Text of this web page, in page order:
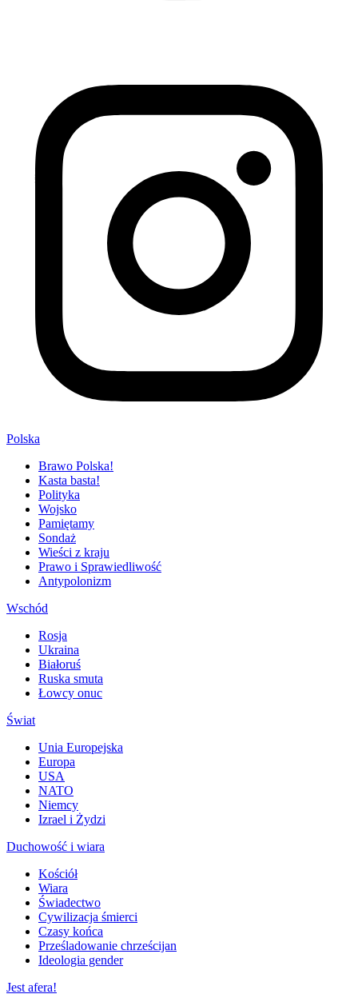
Polska
Brawo Polska!
Kasta basta!
Polityka
Wojsko
Pamiętamy
Sondaż
Wieści z kraju
Prawo i Sprawiedliwość
Antypolonizm
Wschód
Rosja
Ukraina
Białoruś
Ruska smuta
Łowcy onuc
Świat
Unia Europejska
Europa
USA
NATO
Niemcy
Izrael i Żydzi
Duchowość i wiara
Kościół
Wiara
Świadectwo
Cywilizacja śmierci
Czasy końca
Prześladowanie chrześcijan
Ideologia gender
Jest afera!